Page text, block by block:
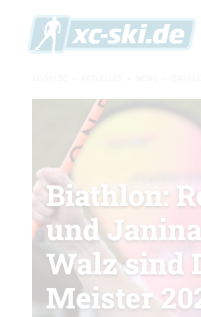
Biathlon:
und
Walz sind
Meister